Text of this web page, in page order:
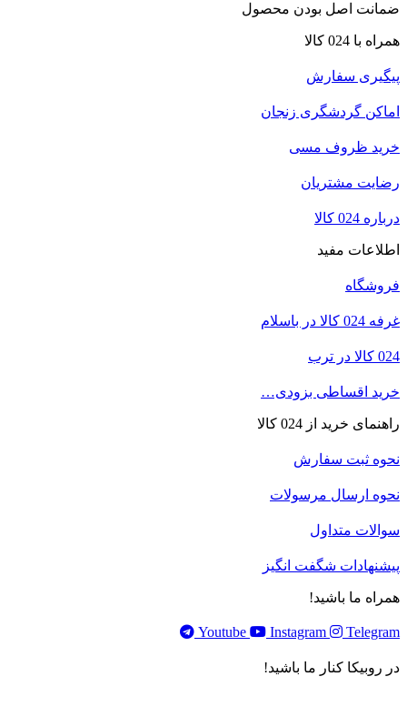
ضمانت اصل بودن محصول
همراه با 024 کالا
پیگیری سفارش
اماکن گردشگری زنجان
خرید ظروف مسی
رضایت مشتریان
درباره 024 کالا
اطلاعات مفید
فروشگاه
غرفه 024 کالا در باسلام
024 کالا در ترب
خرید اقساطی بزودی…
راهنمای خرید از 024 کالا
نحوه ثبت سفارش
نحوه ارسال مرسولات
سوالات متداول
پیشنهادات شگفت انگیز
همراه ما باشید!
Youtube Instagram Telegram
در روبیکا کنار ما باشید!